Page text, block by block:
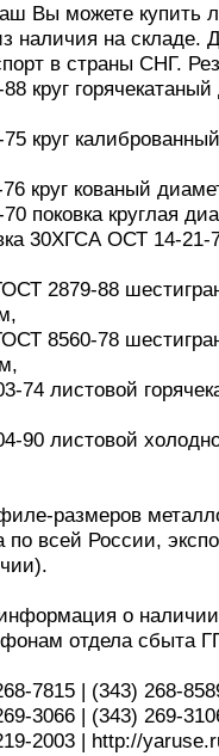
Вы можете купить
наличия на складе.
в страны СНГ.
круг
круг
круг кованый
поковка круглая
30ХГСА ОСТ 14-
2879-88
8560-78
74 листовой
90 листовой
размеров
по всей России,
о
отдела
7815 | (343) 268-
3066 | (343) 269-
2003 | http://